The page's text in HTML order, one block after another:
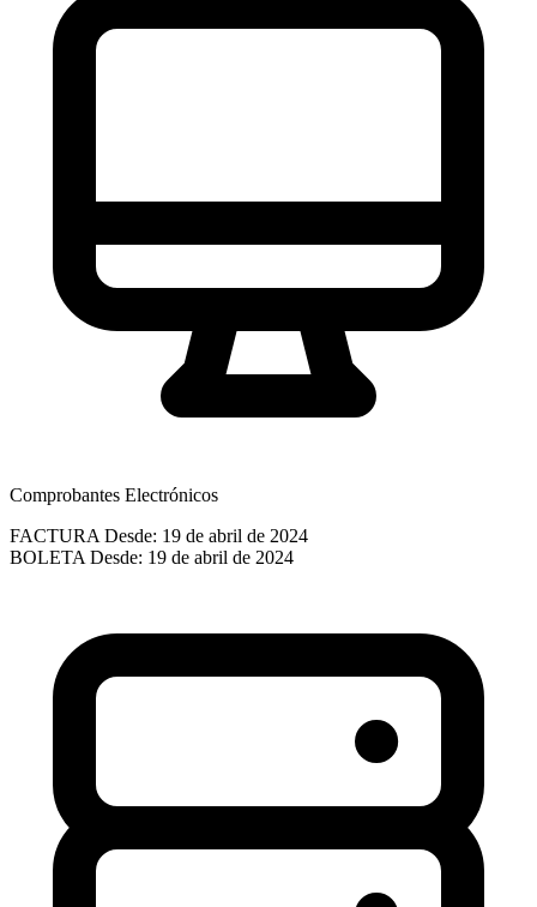
Comprobantes Electrónicos
FACTURA Desde: 19 de abril de 2024
BOLETA Desde: 19 de abril de 2024